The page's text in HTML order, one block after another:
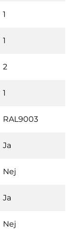
1
1
2
1
RAL9003
Ja
Nej
Ja
Nej